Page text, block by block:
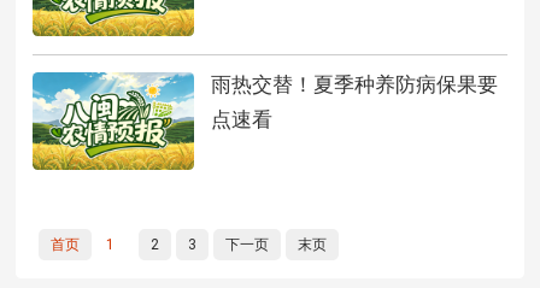
雨热交替！夏季种养防病保果要
点速看
首页 1 2 3 下一页 末页